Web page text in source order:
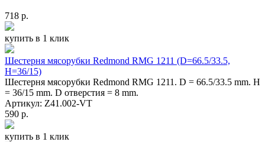
718 р.
купить в 1 клик
Шестерня мясорубки Redmond RMG 1211 (D=66.5/33.5,
H=36/15)
Шестерня мясорубки Redmond RMG 1211. D = 66.5/33.5 mm. H
= 36/15 mm. D отверстия = 8 mm.
Артикул: Z41.002-VT
590 р.
купить в 1 клик